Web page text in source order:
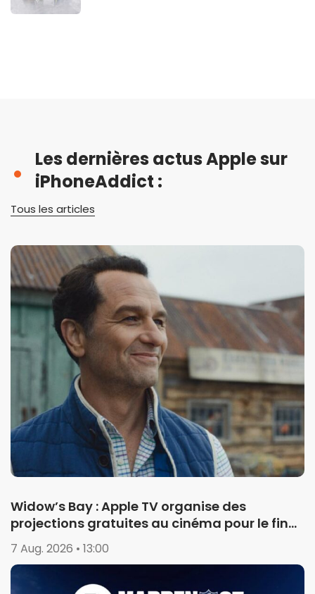
Les dernières actus Apple sur
iPhoneAddict :
Tous les articles
Widow’s Bay : Apple TV organise des
projections gratuites au cinéma pour le final
de la saison 1
7 Aug. 2026 • 13:00